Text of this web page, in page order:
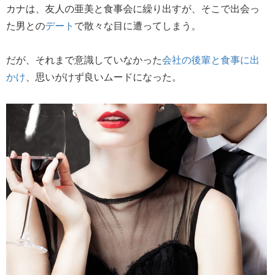
カナは、友人の亜美と食事会に繰り出すが、そこで出会っ
た男とのデート で散々な目に遭ってしまう。
だが、それまで意識していなかった会社の後輩と食事に出
かけ 、思いがけず良いムードになった。